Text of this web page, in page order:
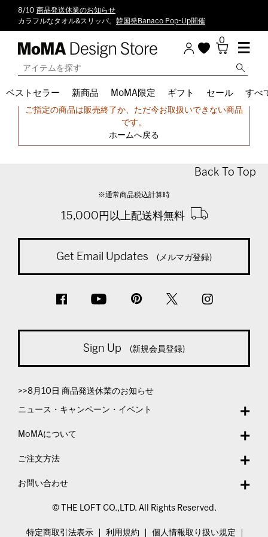
8/10 商品発送休業のお知らせ
カラフルなタオル&スリッパ。 韓国発Banaco Pop-Up開催
0
ベストセラー 新商品 MoMA限定 ギフト セール すべ
申し訳ございません。
ご指定の商品は販売終了か、ただ今お取扱いできない商品
です。
ホームへ戻る
Back To Top
※通常商品税込計算時
15,000円以上配送料無料
Get Email Updates (メルマガ登録)
Sign Up (新規会員登録)
>>8月10日 商品発送休業のお知らせ
ニュース・キャンペーン・イベント
MoMAについて
ご注文方法
お問い合わせ
© THE LOFT CO.,LTD. All Rights Reserved.
特定商取引法表示 利用規約 個人情報取り扱い規定